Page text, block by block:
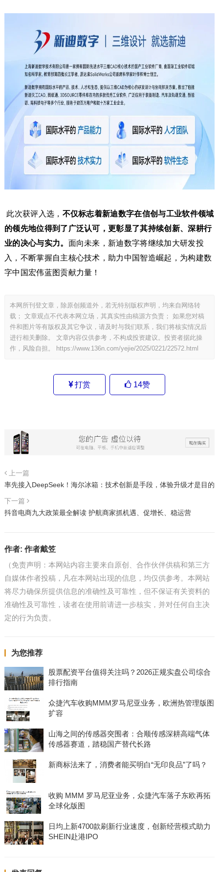
此次获评入选， 不仅标志着新迪数字在信创与工业软件领域
的领先地位得到了广泛认可，更彰显了其持续创新、深耕行
业的决心与实力。 面向未来，新迪数字将继续加大研发投
入，不断掌握自主核心技术，助力中国智造崛起，为构建数
字中国宏伟蓝图贡献力量！
本网所刊登文章，除原创频道外，若无特别版权声明，均来自网络转
载； 文章观点不代表本网立场，其真实性由稿源方负责； 如果您对稿
件和图片等有版权及其它争议，请及时与我们联系，我们将核实情况后
进行相关删除。 文章内容仅供参考，不构成投资建议。投资者据此操
作，风险自担。
https://www.136n.com/yejie/2025/0221/22572.html
打赏 14赞
上一篇
率先接入DeepSeek！海尔冰箱：技术创新是手段，体验升级才是目的
下一篇
抖音电商九大政策最全解读 护航商家抓机遇、促增长、稳运营
作者: 作者戴笠
（免责声明：本网站内容主要来自原创、合作伙伴供稿和第三方
自媒体作者投稿，凡在本网站出现的信息，均仅供参考。本网站
将尽力确保所提供信息的准确性及可靠性，但不保证有关资料的
准确性及可靠性，读者在使用前请进一步核实，并对任何自主决
定的行为负责。
为您推荐
股票配资平台值得关注吗？2026正规实盘公司综合
排行指南
众捷汽车收购MMM罗马尼亚业务，欧洲热管理版图
扩容
山海之间的传感器突围者：合顺传感深耕高端气体
传感器赛道，踏稳国产替代长路
新商标法来了，消费者能买明白“无印良品”了吗？
收购 MMM 罗马尼亚业务，众捷汽车落子东欧再拓
全球化版图
日均上新4700款刷新行业速度，创新经营模式助力
SHEIN赴港IPO